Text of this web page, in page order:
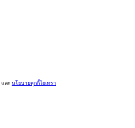
และ นโยบายคุกกี้ไฮเทรา